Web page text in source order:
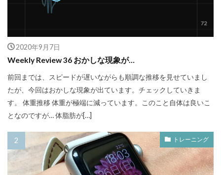
2020年9月7日
Weekly Review 36 おかしな現象が…
前回までは、スピードが遅いながらも順調な推移を見せていまし
たが、今回はおかしな現象が出ています。チェックしていきま
す。 体重推移 体重が極端に減っています。このこと自体は良いこ
となのですが… 体脂肪が[…]
トレーニング